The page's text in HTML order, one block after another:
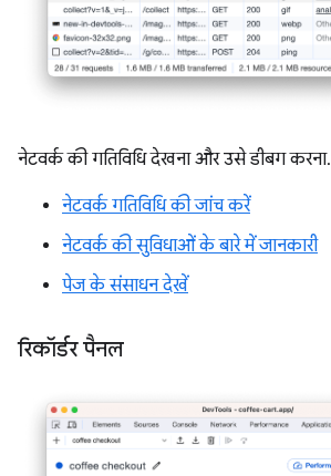
नेटवर्क की गतिविधि देखना और उसे डीबग करना.
नेटवर्क गतिविधि की जांच करें
नेटवर्क की सुविधाओं के बारे में जानकारी
पेज के संसाधन देखें
रिकॉर्डर पैनल